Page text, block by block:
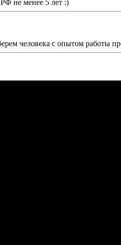
не менее 5 лет :)
человека с опытом работы